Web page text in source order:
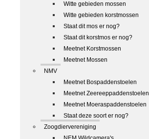
Witte gebieden mossen
Witte gebieden korstmossen
Staat dit mos er nog?
Staat dit korstmos er nog?
Meetnet Korstmossen
Meetnet Mossen
NMV
Meetnet Bospaddenstoelen
Meetnet Zeereeppaddenstoelen
Meetnet Moeraspaddenstoelen
Staat deze soort er nog?
Zoogdiervereniging